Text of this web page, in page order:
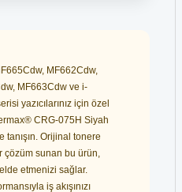
MF662Cdw,
MF663Cdw ve i-
yazıcılarınız için özel
CRG-075H Siyah
tanışın. Orijinal tonere
sunan bu ürün,
etmenizi sağlar.
iş akışınızı